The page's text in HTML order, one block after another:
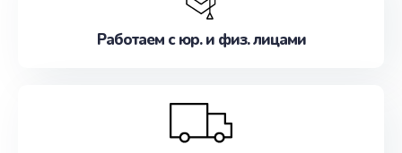
Работаем с юр. и физ. лицами